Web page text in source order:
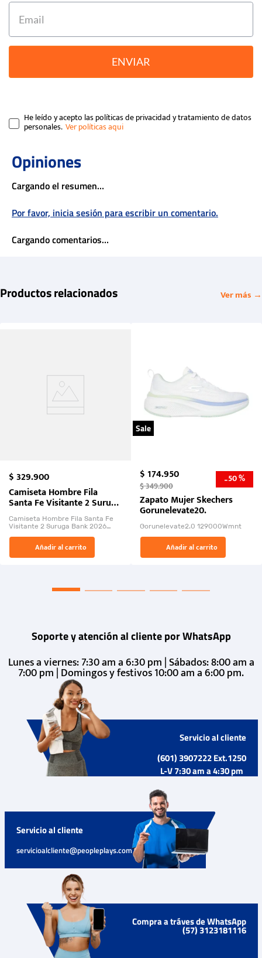
ENVIAR
He leído y acepto las políticas de privacidad y tratamiento de datos
personales.
Cargando el resumen…
Por favor, inicia sesión para escribir un comentario.
Cargando comentarios…
Productos relacionados Ver más →
$329.900
Camiseta Hombre Fila
Santa Fe Visitante 2 Suruga
Bank 2026
Camiseta Hombre Fila Santa Fe
Visitante 2 Suruga Bank 2026
El Rugido del Sol Naciente:
“Primeros para la Et...
Añadir al carrito
Sale
$174.950
$349.900 -50 %
Zapato Mujer Skechers
Gorunelevate20.
Gorunelevate2.0 129000Wmnt
Añadir al carrito
Soporte y atención al cliente por WhatsApp
Lunes a viernes: 7:30 am a 6:30 pm | Sábados: 8:00 am a
7:00 pm | Domingos y festivos 10:00 am a 6:00 pm.
Servicio al cliente
(601) 3907222 Ext.1250
L-V 7:30 am a 4:30 pm
Servicio al cliente
servicioalcliente@peopleplays.com
Compra a tráves de WhatsApp
(57) 3123181116